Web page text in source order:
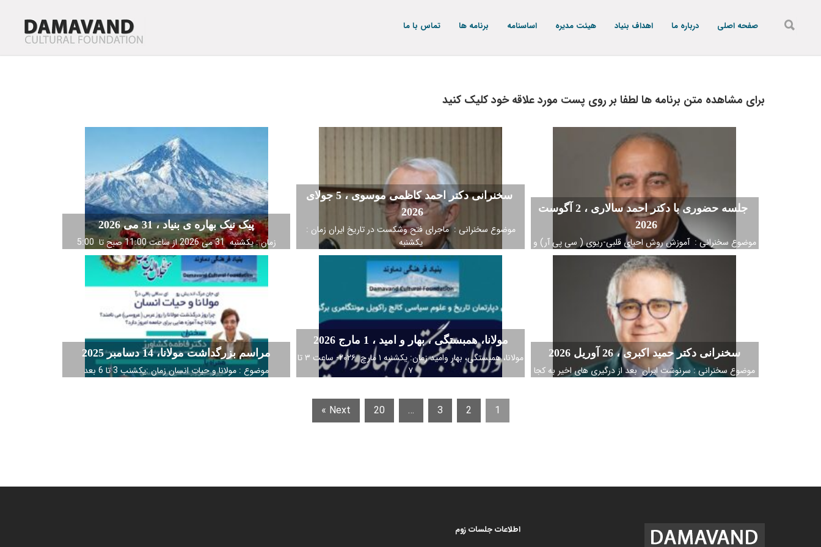
تماس با ما برنامه ها اساسنامه هیئت مدیره اهداف بنیاد درباره ما صفحه اصلی
برای مشاهده متن برنامه ها لطفا بر روی پست مورد علاقه خود کلیک کنید
جلسه حضوری با دکتر احمد سالاری ، 2 آگوست
2026
موضوع سخنرانی : آموزش روش احیای قلبی-ریوی ( سی پی آر) و
سخنرانی دکتر احمد کاظمی موسوی ، 5 جولای
2026
موضوع سخنرانی : ماجرای فتح وشکست در تاریخ ایران زمان :
یکشنبه
پیک نیک بهاره ی بنیاد ، 31 می 2026
زمان : یکشنبه 31 می 2026 از ساعت 11:00 صبح تا 5:00
سخنرانی دکتر حمید اکبری ، 26 آوریل 2026
موضوع سخنرانی : سرنوشت ایران بعد از درگیری های اخیر به کجا
مولانا، همبستگی ، بهار و امید ، 1 مارج 2026
مولانا، همبستگی، بهار وامید زمان: یکشنبه ۱ مارچ ۲۰۲۶- ساعت ۳ تا
۷
مراسم بزرگداشت مولانا، 14 دسامبر 2025
موضوع : مولانا و حیات انسان زمان :یکشنب 3 تا 6 بعد
1
2
3
…
20
Next »
اطلاعات جلسات زوم